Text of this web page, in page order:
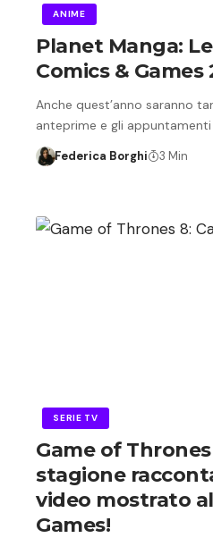
ANIME
Planet Manga:
Comics & Games
Anche quest’anno saranno
anteprime e gli
Federica Borghi 3 Min
SERIE TV
Game of
stagione
video mostrato
Games!